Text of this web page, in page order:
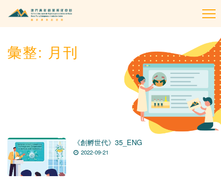
彙整: 月刊
《創孵世代》35_ENG
2022-09-21